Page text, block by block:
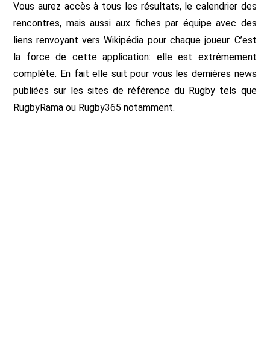
Vous aurez accès à tous les résultats, le calendrier des
rencontres, mais aussi aux fiches par équipe avec des
liens renvoyant vers Wikipédia pour chaque joueur. C’est
la force de cette application: elle est extrêmement
complète. En fait elle suit pour vous les dernières news
publiées sur les sites de référence du Rugby tels que
RugbyRama ou Rugby365 notamment.